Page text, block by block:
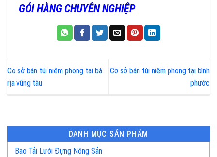
GÓI HÀNG CHUYÊN NGHIỆP
Cơ sở bán túi niêm phong tại bà
rịa vũng tàu
Cơ sở bán túi niêm phong tại bình
phước
DANH MỤC SẢN PHẨM
Bao Tải Lưới Đựng Nông Sản